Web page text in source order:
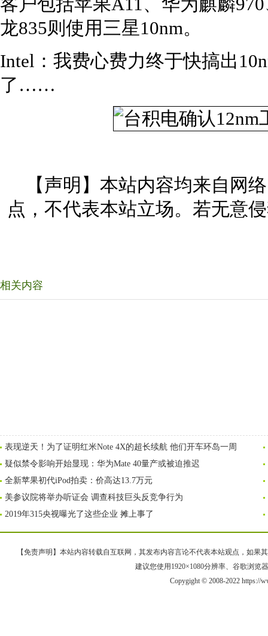
客户包括苹果A11、华为麒麟
龙835则使用三星10nm。
Intel：我费心费力终于快搞出
了……
【声明】本站内容均来自网
点，不代表本站立场。若无意
相关内容
表现逆天！为了证明红米Note 4X的超长续航 他们开车环岛一周
疑似禁令影响开始显现：华为Mate 40量产或被迫推迟
全新苹果初代iPod拍卖：价高达13.7万元
美参议院将举办听证会 调查科技巨头反竞争行为
2019年315央视曝光了这些企业 摊上事了
【免责声明】本站内容转载自互联网，其发布内容言论不代表本站观点，如果
建议您使用1920×1080分辨率、谷歌浏览
Copygight © 2008-2022 https://